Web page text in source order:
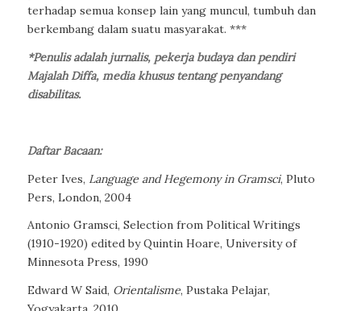
terhadap semua konsep lain yang muncul, tumbuh dan
berkembang dalam suatu masyarakat. ***
*Penulis adalah jurnalis, pekerja budaya dan pendiri
Majalah Diffa, media khusus tentang penyandang
disabilitas.
Daftar Bacaan:
Peter Ives, Language and Hegemony in Gramsci, Pluto
Pers, London, 2004
Antonio Gramsci, Selection from Political Writings
(1910-1920) edited by Quintin Hoare, University of
Minnesota Press, 1990
Edward W Said, Orientalisme, Pustaka Pelajar,